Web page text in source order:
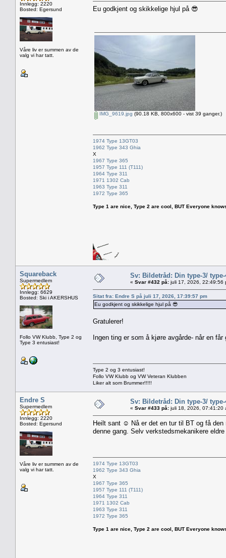
Innlegg: 2220
Bosted: Egersund
Våre liv er summen av de
valg vi har tatt.
Eu godkjent og skikkelige hjul på 😎
IMG_9619.jpg (90.18 KB, 800x600 - vist 39 ganger.)
1974 Type 13GT03
1962 Type 343 Ghia
X
1967 Type 365
1957 Type 111 (T111)
1964 Type 311
1971 1302 Cab
1963 Type 311
1972 Type 365
Type 1 are nice, Type 2 are cool, BUT Everyone
Squareback
Supermedlem
Innlegg: 6629
Bosted: Ski i AKERSHUS
Follo VW Klubb, Type 2 og
Type 3 entusiast!
Sv: Bildetråd: Din type-3/ type-
« Svar #432 på: juli 17, 2026, 22:49:56
Sitat fra: Endre S på juli 17, 2026, 17:39:57 pm
Eu godkjent og skikkelige hjul på 😎
Gratulerer!
Ingen ting er som å kjøre avgårde- når en får
Type 2 og 3 entusiast!
Follo VW Klubb og VW Veteran Klubben
Liker alt som Brummer!!!!!
Endre S
Supermedlem
Innlegg: 2220
Bosted: Egersund
Våre liv er summen av de
valg vi har tatt.
Sv: Bildetråd: Din type-3/ type-
« Svar #433 på: juli 18, 2026, 07:41:20
Heilt sant ☺️ Nå er det en tur til BT og få den
denne gang. Selv verkstedsmekanikere
1974 Type 13GT03
1962 Type 343 Ghia
X
1967 Type 365
1957 Type 111 (T111)
1964 Type 311
1971 1302 Cab
1963 Type 311
1972 Type 365
Type 1 are nice, Type 2 are cool, BUT Everyone